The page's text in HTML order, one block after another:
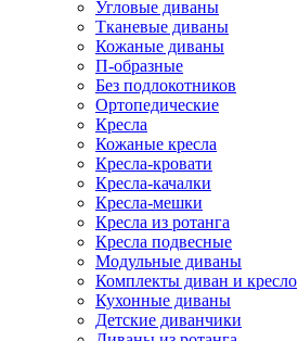
Угловые диваны
Тканевые диваны
Кожаные диваны
П-образные
Без подлокотников
Ортопедические
Кресла
Кожаные кресла
Кресла-кровати
Кресла-качалки
Кресла-мешки
Кресла из ротанга
Кресла подвесные
Модульные диваны
Комплекты диван и кресло
Кухонные диваны
Детские диванчики